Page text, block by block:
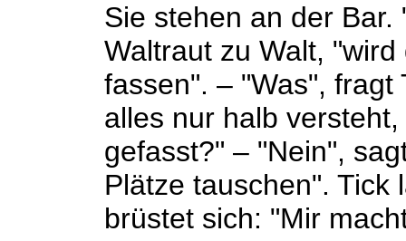
Sie stehen an der
Waltraut zu Walt,
fassen". – "Was",
alles nur halb
gefasst?" – "Nein",
Plätze tauschen". Tick
brüstet sich: "Mir